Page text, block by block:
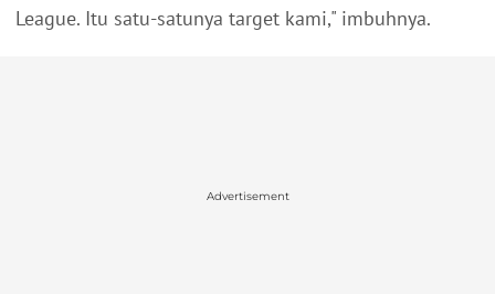
League. Itu satu-satunya target kami," imbuhnya.
Advertisement